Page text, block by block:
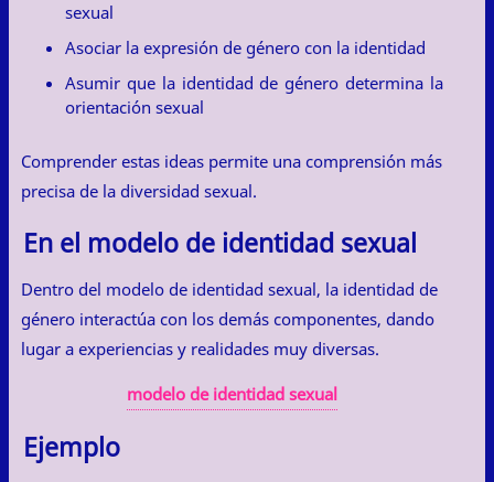
sexual
Asociar la expresión de género con la identidad
Asumir que la identidad de género determina la
orientación sexual
Comprender estas ideas permite una comprensión más
precisa de la diversidad sexual.
En el modelo de identidad sexual
Dentro del modelo de identidad sexual, la identidad de
género interactúa con los demás componentes, dando
lugar a experiencias y realidades muy diversas.
modelo de identidad sexual
Ejemplo